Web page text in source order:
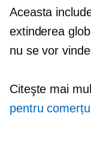
Aceasta
extinderea
nu se vor
Citeşte mai
pentru